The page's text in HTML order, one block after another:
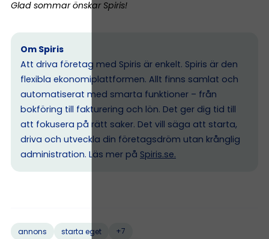
Glad sommar önskar Spiris!
Om Spiris
Att driva företag med Spiris är enkelt. Spiris är den
flexibla ekonomiplattformen. Allt finns samlat och
automatiserat med smarta funktioner – från
bokföring till fakturering och lön. Det ger dig tid till
att fokusera på rätt saker. Det vill säga att starta,
driva och utveckla din företagsdröm utan krånglig
administration. Läs mer på Spiris.se.
annons starta eget
+7